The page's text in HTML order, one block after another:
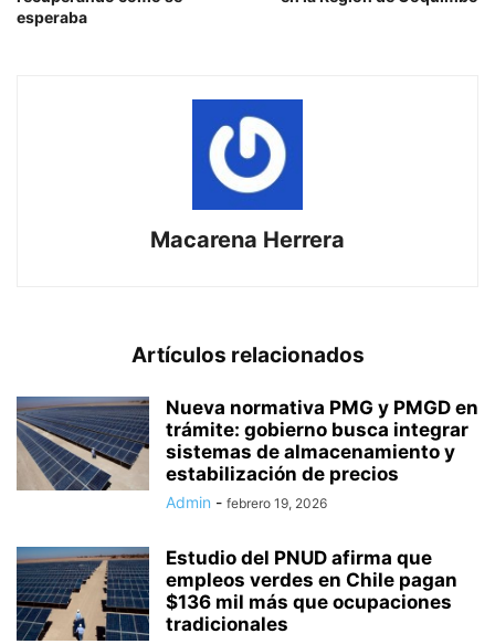
esperaba
Macarena Herrera
Artículos relacionados
Nueva normativa PMG y PMGD en
trámite: gobierno busca integrar
sistemas de almacenamiento y
estabilización de precios
Admin - febrero 19, 2026
Estudio del PNUD afirma que
empleos verdes en Chile pagan
$136 mil más que ocupaciones
tradicionales